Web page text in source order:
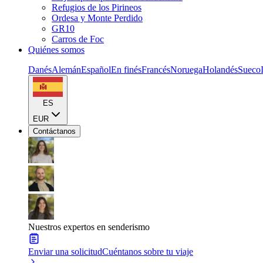
Refugios de los Pirineos
Ordesa y Monte Perdido
GR10
Carros de Foc
Quiénes somos
DanésAlemánEspañolEn finésFrancésNoruegaHolandésSueco
ES
EUR
Contáctanos
Nuestros expertos en senderismo
Enviar una solicitudCuéntanos sobre tu viaje